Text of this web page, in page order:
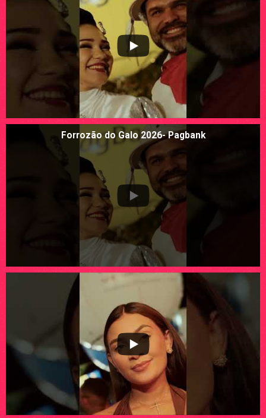
Forrozão do Galo 2026- Pagbank